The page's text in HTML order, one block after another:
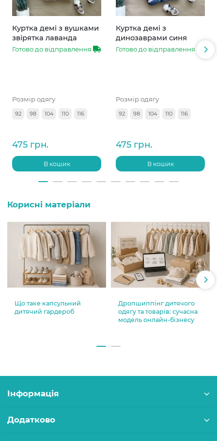
Куртка демі з вушками
звірятка лаванда
Готово до відправлення
Розмір одягу
92 98 104 110 116
475 грн.
В кошик
Куртка демі з
динозаврами синя
Готово до відправлення
Розмір одягу
92 98 104 110 116
475 грн.
В кошик
Корисні матеріали
Що таке капсульний
дитячий гардероб
Дропшиппінг дитячого
одягу та товарів: сучасна
модель онлайн-бізнесу
Інформація
Додатково